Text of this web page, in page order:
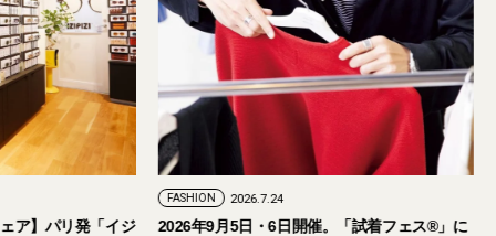
ア】パリ発「イジ
FASHION 2026.7.24
2026年9月5日・6日開催。「試着フェス®︎」に